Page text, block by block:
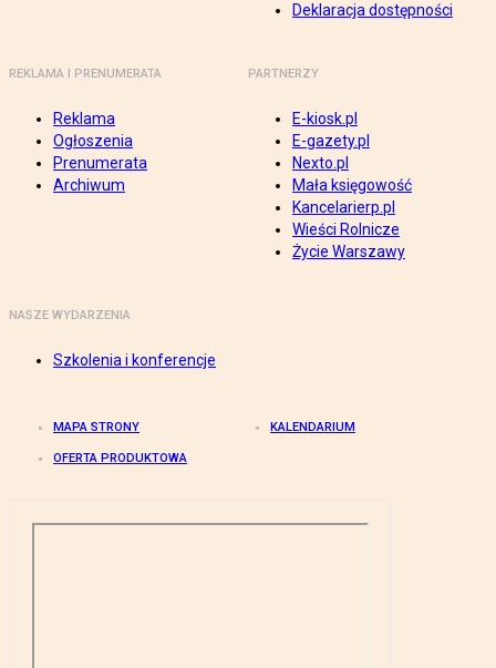
Deklaracja dostępności
REKLAMA I PRENUMERATA
Reklama
Ogłoszenia
Prenumerata
Archiwum
PARTNERZY
E-kiosk.pl
E-gazety.pl
Nexto.pl
Mała księgowość
Kancelarierp.pl
Wieści Rolnicze
Życie Warszawy
NASZE WYDARZENIA
Szkolenia i konferencje
MAPA STRONY KALENDARIUM
OFERTA PRODUKTOWA